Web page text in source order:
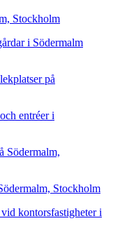
Stockholm
i Södermalm
på
entréer i
Södermalm,
Stockholm
kontorsfastigheter i